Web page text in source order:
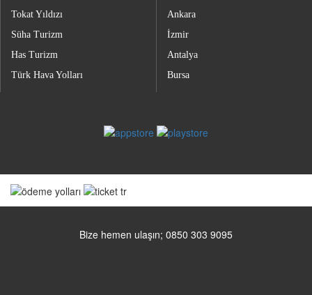
Tokat Yıldızı
Süha Turizm
Has Turizm
Türk Hava Yolları
Ankara
İzmir
Antalya
Bursa
Bize hemen ulaşın; 0850 303 9095